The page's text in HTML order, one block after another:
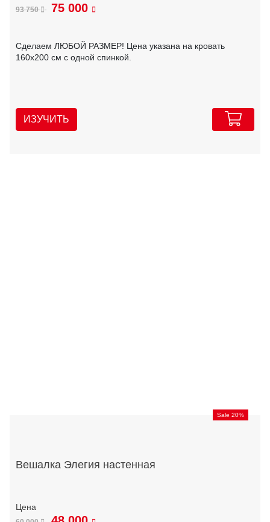
93 750 75 000
Сделаем ЛЮБОЙ РАЗМЕР! Цена указана на кровать
160х200 см с одной спинкой.
ИЗУЧИТЬ
Sale 20%
Вешалка Элегия настенная